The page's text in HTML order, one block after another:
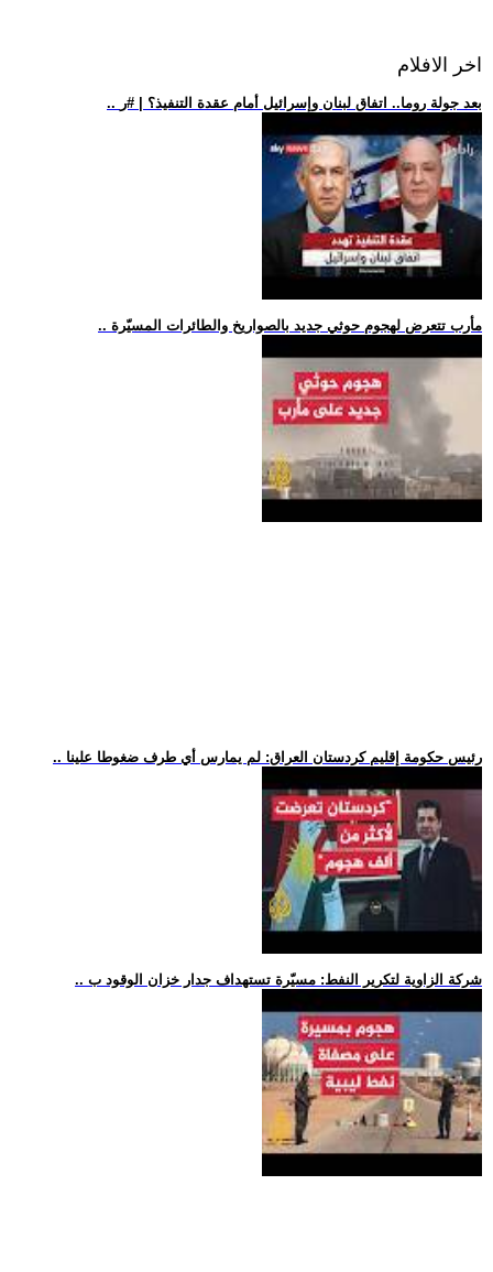
اخر الافلام
.. بعد جولة روما.. اتفاق لبنان وإسرائيل أمام عقدة التنفيذ؟ | #ر
.. مأرب تتعرض لهجوم حوثي جديد بالصواريخ والطائرات المسيّرة
.. رئيس حكومة إقليم كردستان العراق: لم يمارس أي طرف ضغوطا علينا
.. شركة الزاوية لتكرير النفط: مسيّرة تستهداف جدار خزان الوقود ب